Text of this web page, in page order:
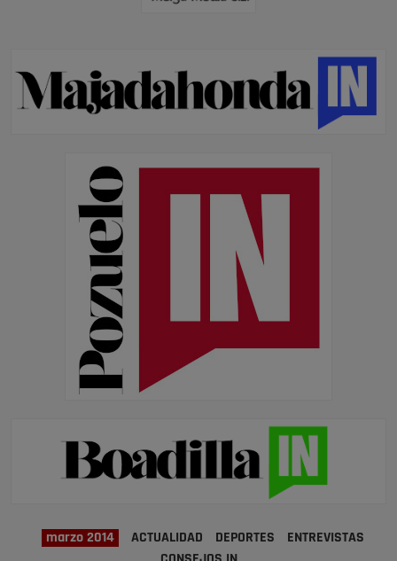
marzo 2014 ACTUALIDAD DEPORTES
ENTREVISTAS